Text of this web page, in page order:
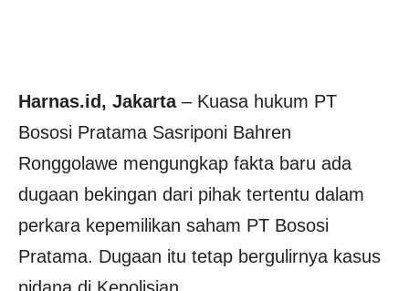
Harnas.id, Jakarta– Kuasa hukum PT
Bososi Pratama Sasriponi Bahren
Ronggolawe mengungkap fakta baru ada
dugaan bekingan dari pihak tertentu dalam
perkara kepemilikan saham PT Bososi
Pratama. Dugaan itu tetap bergulirnya kasus